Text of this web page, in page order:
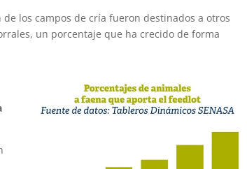
los campos de cría fueron destinados a otros
un porcentaje que ha crecido de forma